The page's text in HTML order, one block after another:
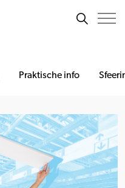
Praktische info